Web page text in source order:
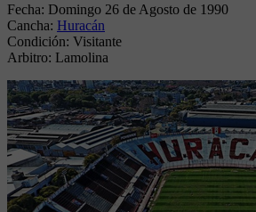
Fecha: Domingo 26 de Agosto de 1990
Cancha: Huracán
Condición: Visitante
Arbitro: Lamolina